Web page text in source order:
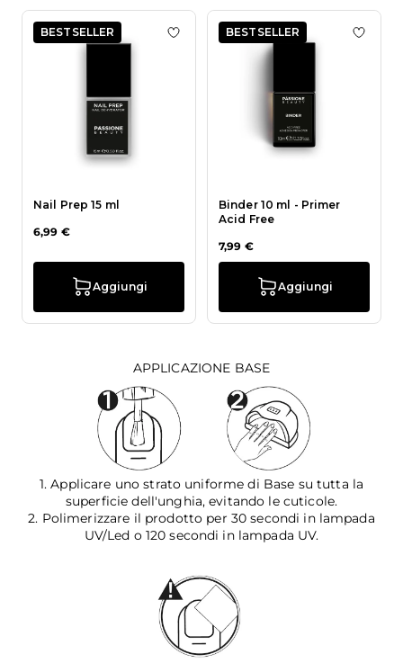
BESTSELLER
Nail Prep 15 ml
6,99 €
Aggiungi
Aggiungi alla wishlist Nail Prep 15
BESTSELLER
Binder 10 ml - Primer
Acid Free
7,99 €
Aggiungi
APPLICAZIONE BASE
1. Applicare uno strato uniforme di Base su tutta la
superficie dell'unghia, evitando le cuticole.
2. Polimerizzare il prodotto per 30 secondi in lampada
UV/Led o 120 secondi in lampada UV.